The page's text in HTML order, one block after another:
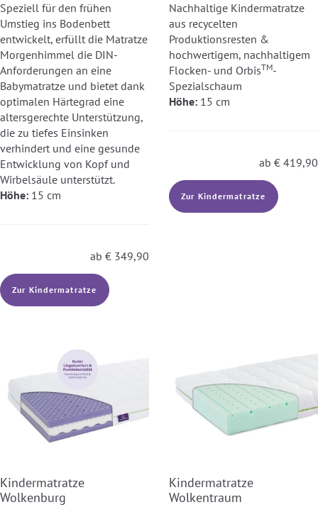
Speziell für den frühen
Umstieg ins Bodenbett
entwickelt, erfüllt die Matratze
Morgenhimmel die DIN-
Anforderungen an eine
Babymatratze und bietet dank
optimalen Härtegrad eine
altersgerechte Unterstützung,
die zu tiefes Einsinken
verhindert und eine gesunde
Entwicklung von Kopf und
Wirbelsäule unterstützt.
Höhe: 15 cm
ab € 349,90
Zur Kindermatratze
Nachhaltige Kindermatratze
aus recycelten
Produktionsresten &
hochwertigem, nachhaltigem
Flocken- und OrbisTM-
Spezialschaum
Höhe: 15 cm
ab € 419,90
Zur Kindermatratze
Kindermatratze
Wolkenburg
Kindermatratze
Wolkentraum